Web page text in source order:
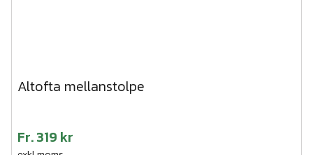
Altofta mellanstolpe
Fr.319 kr